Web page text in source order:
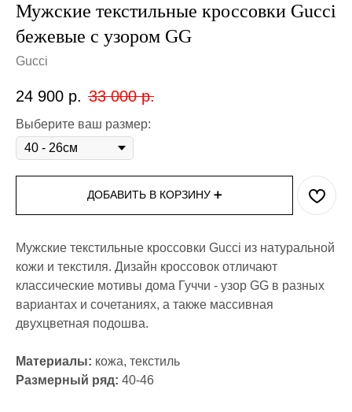
Мужские текстильные кроссовки Gucci
бежевые с узором GG
Gucci
24 900 р. 33 000 р.
Выберите ваш размер:
ДОБАВИТЬ В КОРЗИНУ ➕
Мужские текстильные кроссовки Gucci из натуральной
кожи и текстиля. Дизайн кроссовок отличают
классические мотивы дома Гуччи - узор GG в разных
вариантах и сочетаниях, а также массивная
двухцветная подошва.
Материалы: кожа, текстиль
Размерный ряд: 40-46